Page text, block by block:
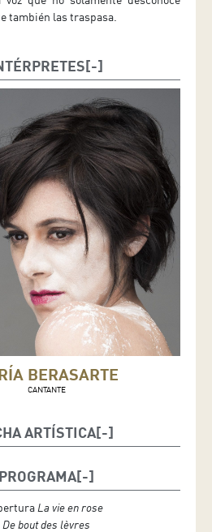
también las traspasa.
BERASARTE
CANTANTE
ARTÍSTICA
guitarra y arreglos
Couto: guitarra portuguesa
Barretto: contrabajo
Carbone: bandoneón
PROGRAMA
La vie en rose
De bout des lèvres